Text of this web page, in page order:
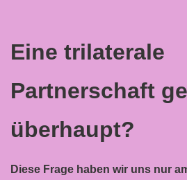
Eine trilaterale
Partnerschaft
überhaupt?
Diese Frage haben wir uns nur